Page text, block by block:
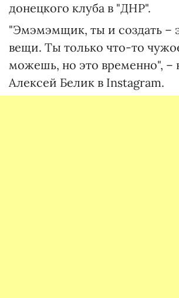
донецкого клуба в "ДНР".
"Эмэмэмщик, ты и создать –
вещи. Ты только что-то
можешь, но это временно", –
Алексей Белик в Instagram.